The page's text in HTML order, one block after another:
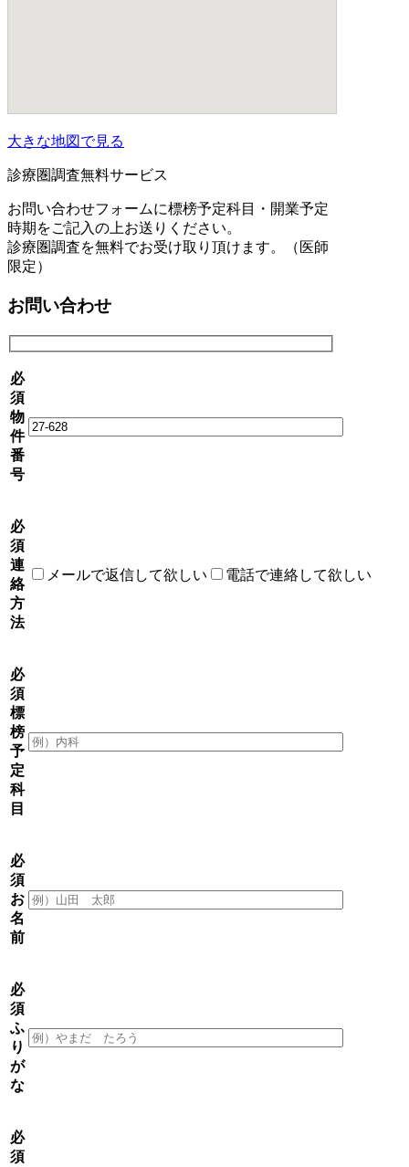
大きな地図で見る
診療圏調査無料サービス
お問い合わせフォームに標榜予定科目・開業予定
時期をご記入の上お送りください。
診療圏調査を無料でお受け取り頂けます。（医師
限定）
お問い合わせ
必
須
物
件
番
号
必
須
連
絡
方
法
メールで返信して欲しい 電話で連絡して欲しい
必
須
標
榜
予
定
科
目
必
須
お
名
前
必
須
ふ
り
が
な
必
須